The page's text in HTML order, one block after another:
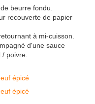
beurre fondu.
recouverte de papier
à mi-cuisson.
d'une sauce
poivre.